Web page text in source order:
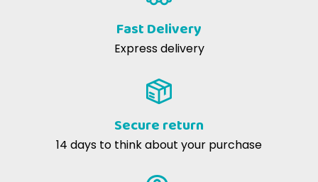
Fast Delivery
Express delivery
Secure return
14 days to think about your purchase